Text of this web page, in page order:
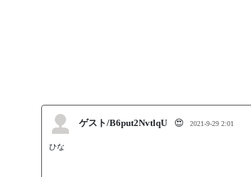
ゲスト/B6put2NvtlqU 😍 2021-9-29 2:01
ひな